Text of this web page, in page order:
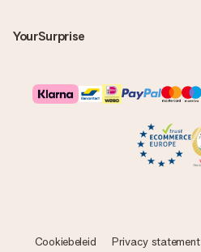
YourSurprise
Cookiebeleid Privacy statement